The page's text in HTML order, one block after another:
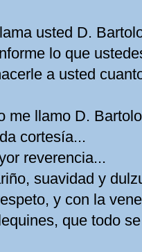
usted D.
lo que
a usted
me llamo D.
cortesía...
reverencia...
suavidad y
y con la
que todo